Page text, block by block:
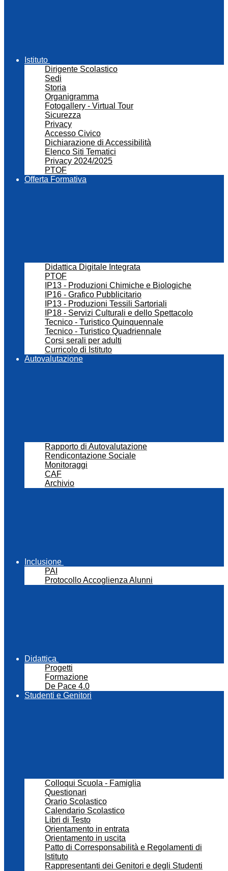
Istituto
Dirigente Scolastico
Sedi
Storia
Organigramma
Fotogallery - Virtual Tour
Sicurezza
Privacy
Accesso Civico
Dichiarazione di Accessibilità
Elenco Siti Tematici
Privacy 2024/2025
PTOF
Offerta Formativa
Didattica Digitale Integrata
PTOF
IP13 - Produzioni Chimiche e Biologiche
IP16 - Grafico Pubblicitario
IP13 - Produzioni Tessili Sartoriali
IP18 - Servizi Culturali e dello Spettacolo
Tecnico - Turistico Quinquennale
Tecnico - Turistico Quadriennale
Corsi serali per adulti
Curricolo di Istituto
Autovalutazione
Rapporto di Autovalutazione
Rendicontazione Sociale
Monitoraggi
CAF
Archivio
Inclusione
PAI
Protocollo Accoglienza Alunni
Didattica
Progetti
Formazione
De Pace 4.0
Studenti e Genitori
Colloqui Scuola - Famiglia
Questionari
Orario Scolastico
Calendario Scolastico
Libri di Testo
Orientamento in entrata
Orientamento in uscita
Patto di Corresponsabilità e Regolamenti di
Istituto
Rappresentanti dei Genitori e degli Studenti